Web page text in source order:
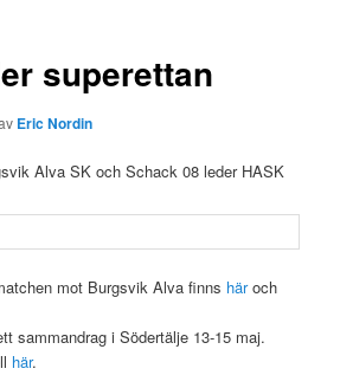
superettan
Eric Nordin
Alva SK och Schack 08 leder HASK
mot Burgsvik Alva finns häroch
sammandrag i Södertälje 13-15 maj.
här.